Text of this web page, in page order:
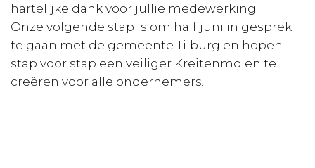
hartelijke dank voor jullie medewerking.
Onze volgende stap is om half juni in gesprek
te gaan met de gemeente Tilburg en hopen
stap voor stap een veiliger Kreitenmolen te
creëren voor alle ondernemers.